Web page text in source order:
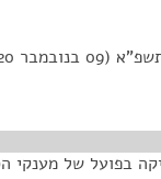
בפועל של מענקי